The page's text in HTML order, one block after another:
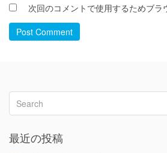
次回のコメントで使用するためブ
Post Comment
最近の投稿